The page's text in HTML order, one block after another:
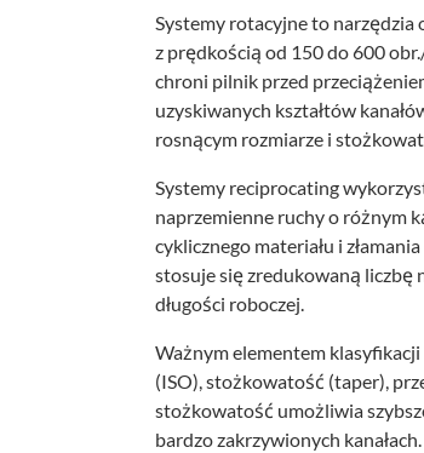
Systemy rotacyjne to narzędzia
z prędkością od 150 do 600
chroni pilnik przed
uzyskiwanych kształtów
rosnącym rozmiarze i
Systemy reciprocating
naprzemienne ruchy o różnym
cyklicznego materiału i
stosuje się zredukowaną liczbę
długości roboczej.
Ważnym elementem
(ISO), stożkowatość (taper),
stożkowatość umożliwia
bardzo zakrzywionych